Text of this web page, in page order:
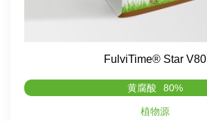
FulviTime® Star V80
黄腐酸 80%
植物源